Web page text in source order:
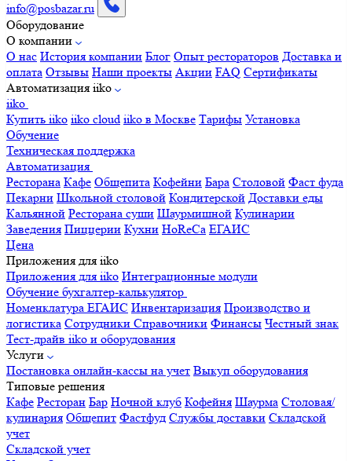
info@posbazar.ru
Оборудование
О компании
О нас История компании Блог Опыт рестораторов Доставка и
оплата Отзывы Наши проекты Акции FAQ Сертификаты
Автоматизация iiko
iiko
Купить iiko iiko cloud iiko в Москве Тарифы Установка
Обучение
Техническая поддержка
Автоматизация
Ресторана Кафе Общепита Кофейни Бара Столовой Фаст фуда
Пекарни Школьной столовой Кондитерской Доставки еды
Кальянной Ресторана суши Шаурмишной Кулинарии
Заведения Пиццерии Кухни HoReCa ЕГАИС
Цена
Приложения для iiko
Приложения для iiko Интеграционные модули
Обучение бухгалтер-калькулятор
Номенклатура ЕГАИС Инвентаризация Производство и
логистика Сотрудники Справочники Финансы Честный знак
Тест-драйв iiko и оборудования
Услуги
Постановка онлайн-кассы на учет Выкуп оборудования
Типовые решения
Кафе Ресторан Бар Ночной клуб Кофейня Шаурма Столовая/
кулинария Общепит Фастфуд Службы доставки Складской
учет
Складской учет